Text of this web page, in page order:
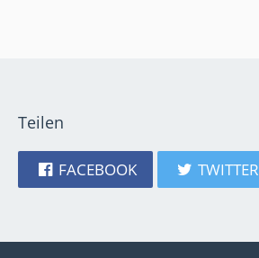
Teilen
FACEBOOK TWITTER